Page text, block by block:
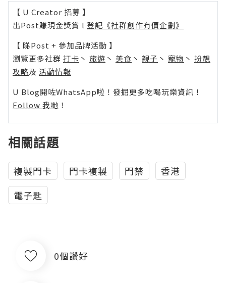
【 U Creator 招募 】
出Post賺現金獎賞 l 登記《社群創作有價企劃》
【 睇Post + 參加品牌活動 】
瀏覽更多社群 打卡 丶 旅遊 丶 美食 丶 親子 丶 寵物 丶 扮靚
攻略及 活動情報
U Blog開咗WhatsApp啦！發掘更多吃喝玩樂資訊！
Follow 我哋 ！
相關話題
複製門卡 門卡複製 門禁
香港
電子匙
0個讚好